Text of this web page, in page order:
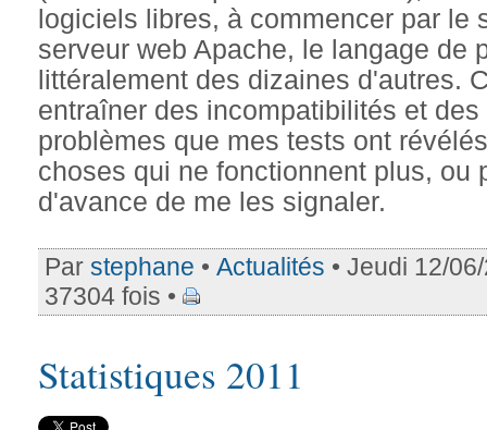
logiciels libres, à commencer par le
serveur web Apache, le langage de
littéralement des dizaines d'autres.
entraîner des incompatibilités et
problèmes que mes tests ont
choses qui ne fonctionnent plus, ou
d'avance de me les signaler.
Par stephane • Actualités • Jeudi 12/
37304 fois •
Statistiques 2011